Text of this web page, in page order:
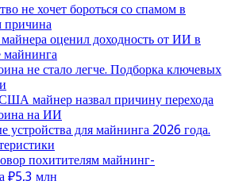
не хочет бороться со спамом в
причина
оценил доходность от ИИ в
майнинга
не стало легче. Подборка ключевых
майнер назвал причину перехода
на ИИ
устройства для майнинга 2026 года.
похитителям майнинг-
₽5,3 млн